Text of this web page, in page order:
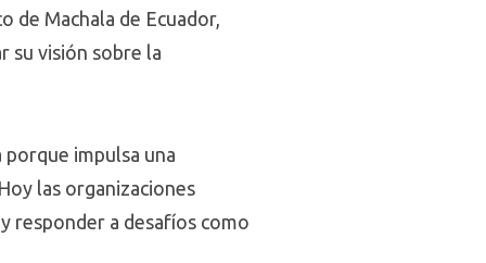
de Machala de Ecuador,
su visión sobre la
impulsa una
las organizaciones
responder a desafíos como